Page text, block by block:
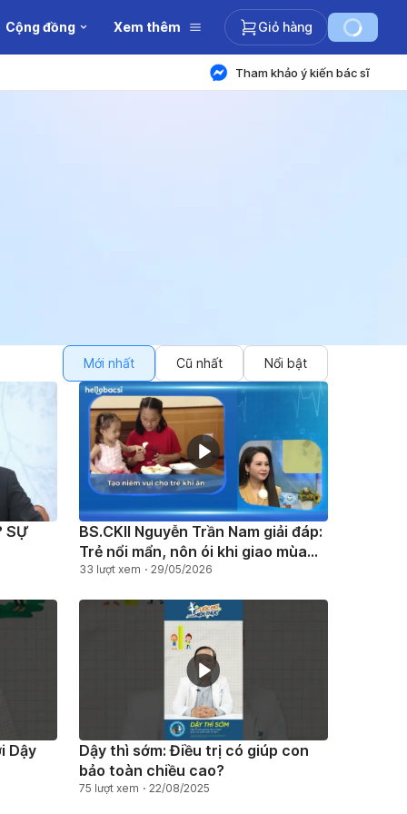
Cộng đồng Xem thêm Giỏ hàng
Tham khảo ý kiến bác sĩ
Mới nhất Cũ nhất Nổi bật
SỰ
BS.CKII Nguyễn Trần Nam giải đáp:
Trẻ nổi mẩn, nôn ói khi giao mùa
có đáng lo?
33 lượt xem 29/05/2026
Dậy
Dậy thì sớm: Điều trị có giúp con
bảo toàn chiều cao?
75 lượt xem 22/08/2025